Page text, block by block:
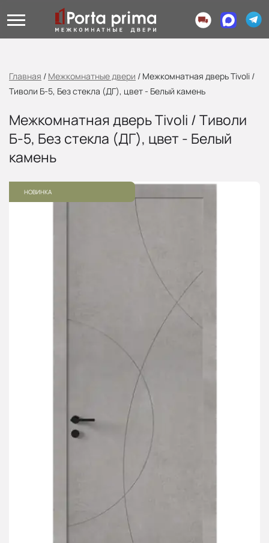
Главная / Межкомнатные двери / Межкомнатная дверь Tivoli /
Тиволи Б-5, Без стекла (ДГ), цвет - Белый камень
Межкомнатная дверь Tivoli / Тиволи
Б-5, Без стекла (ДГ), цвет - Белый
камень
НОВИНКА